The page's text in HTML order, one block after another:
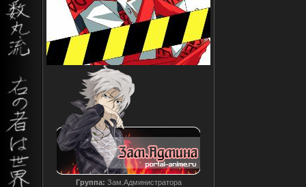
Группа: Зам.Администратора